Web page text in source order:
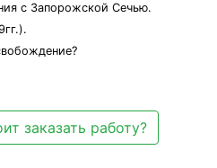
с Запорожской Сечью.
заказать работу?